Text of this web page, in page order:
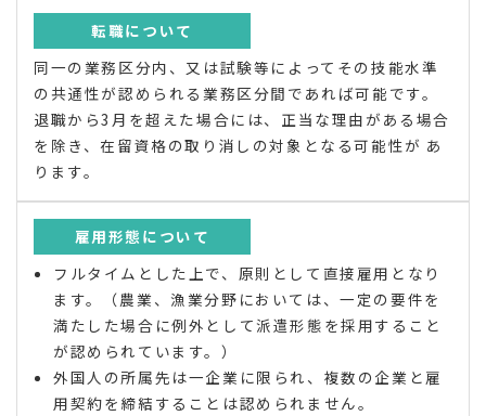
転職について
同一の業務区分内、又は試験等によってその技能水準
の共通性が認められる業務区分間であれば可能です。
退職から3月を超えた場合には、正当な理由がある場合
を除き、在留資格の取り消しの対象となる可能性が あ
ります。
雇用形態について
フルタイムとした上で、原則として直接雇用となり
ます。（農業、漁業分野においては、一定の要件を
満たした場合に例外として派遣形態を採用すること
が認められています。）
外国人の所属先は一企業に限られ、複数の企業と雇
用契約を締結することは認められません。